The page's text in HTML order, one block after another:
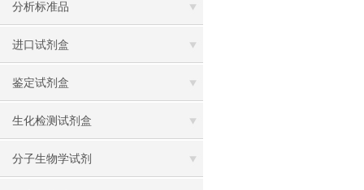
分析标准品
进口试剂盒
鉴定试剂盒
生化检测试剂盒
分子生物学试剂